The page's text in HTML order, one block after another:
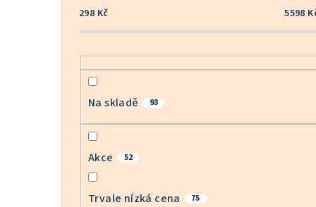
298 Kč 5598
Na skladě 93
Akce 52
Trvale nízká cena 75